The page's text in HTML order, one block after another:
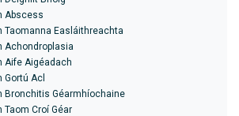
Abscess
Taomanna Easláithreachta
Achondroplasia
Aife Aigéadach
Gortú Acl
Bronchitis Géarmhíochaine
Croí Géar